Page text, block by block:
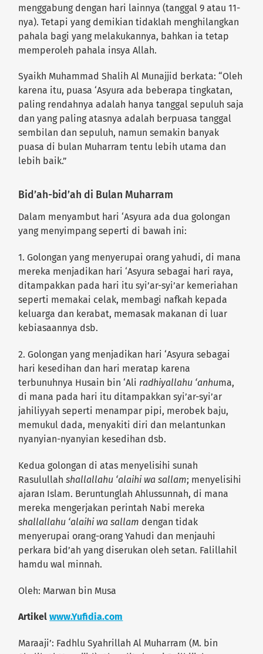
menggabung dengan hari lainnya (tanggal 9 atau 11-
nya). Tetapi yang demikian tidaklah menghilangkan
pahala bagi yang melakukannya, bahkan ia tetap
memperoleh pahala insya Allah.
Syaikh Muhammad Shalih Al Munajjid berkata: “Oleh
karena itu, puasa ‘Asyura ada beberapa tingkatan,
paling rendahnya adalah hanya tanggal sepuluh saja
dan yang paling atasnya adalah berpuasa tanggal
sembilan dan sepuluh, namun semakin banyak
puasa di bulan Muharram tentu lebih utama dan
lebih baik.”
Bid’ah-bid’ah di Bulan Muharram
Dalam menyambut hari ‘Asyura ada dua golongan
yang menyimpang seperti di bawah ini:
1. Golongan yang menyerupai orang yahudi, di mana
mereka menjadikan hari ‘Asyura sebagai hari raya,
ditampakkan pada hari itu syi’ar-syi’ar kemeriahan
seperti memakai celak, membagi nafkah kepada
keluarga dan kerabat, memasak makanan di luar
kebiasaannya dsb.
2. Golongan yang menjadikan hari ‘Asyura sebagai
hari kesedihan dan hari meratap karena
terbunuhnya Husain bin ‘Ali radhiyallahu ‘anhuma,
di mana pada hari itu ditampakkan syi’ar-syi’ar
jahiliyyah seperti menampar pipi, merobek baju,
memukul dada, menyakiti diri dan melantunkan
nyanyian-nyanyian kesedihan dsb.
Kedua golongan di atas menyelisihi sunah
Rasulullahshallallahu ‘alaihi wa sallam; menyelisihi
ajaran Islam. Beruntunglah Ahlussunnah, di mana
mereka mengerjakan perintah Nabi mereka
shallallahu ‘alaihi wa sallam dengan tidak
menyerupai orang-orang Yahudi dan menjauhi
perkara bid’ah yang diserukan oleh setan. Falillahil
hamdu wal minnah.
Oleh: Marwan bin Musa
Artikelwww.Yufidia.com
Maraaji’: Fadhlu Syahrillah Al Muharram (M. bin